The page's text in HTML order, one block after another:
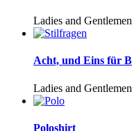
Ladies and
Acht, und Eins für
Ladies and
Poloshirt